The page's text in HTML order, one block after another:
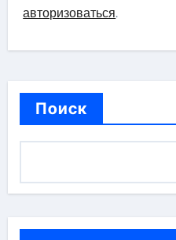
авторизоваться.
Поиск